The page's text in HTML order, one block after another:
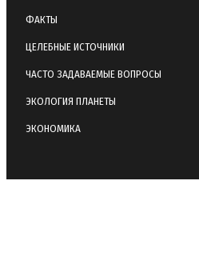
ФАКТЫ
ЦЕЛЕБНЫЕ ИСТОЧНИКИ
ЧАСТО ЗАДАВАЕМЫЕ ВОПРОСЫ
ЭКОЛОГИЯ ПЛАНЕТЫ
ЭКОНОМИКА